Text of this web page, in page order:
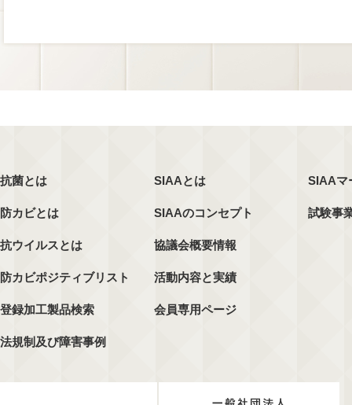
抗菌とは
防カビとは
抗ウイルスとは
防カビポジティブリスト
登録加工製品検索
法規制及び障害事例
SIAAとは
SIAAのコンセプト
協議会概要情報
活動内容と実績
会員専用ページ
SIAAマ
試験事